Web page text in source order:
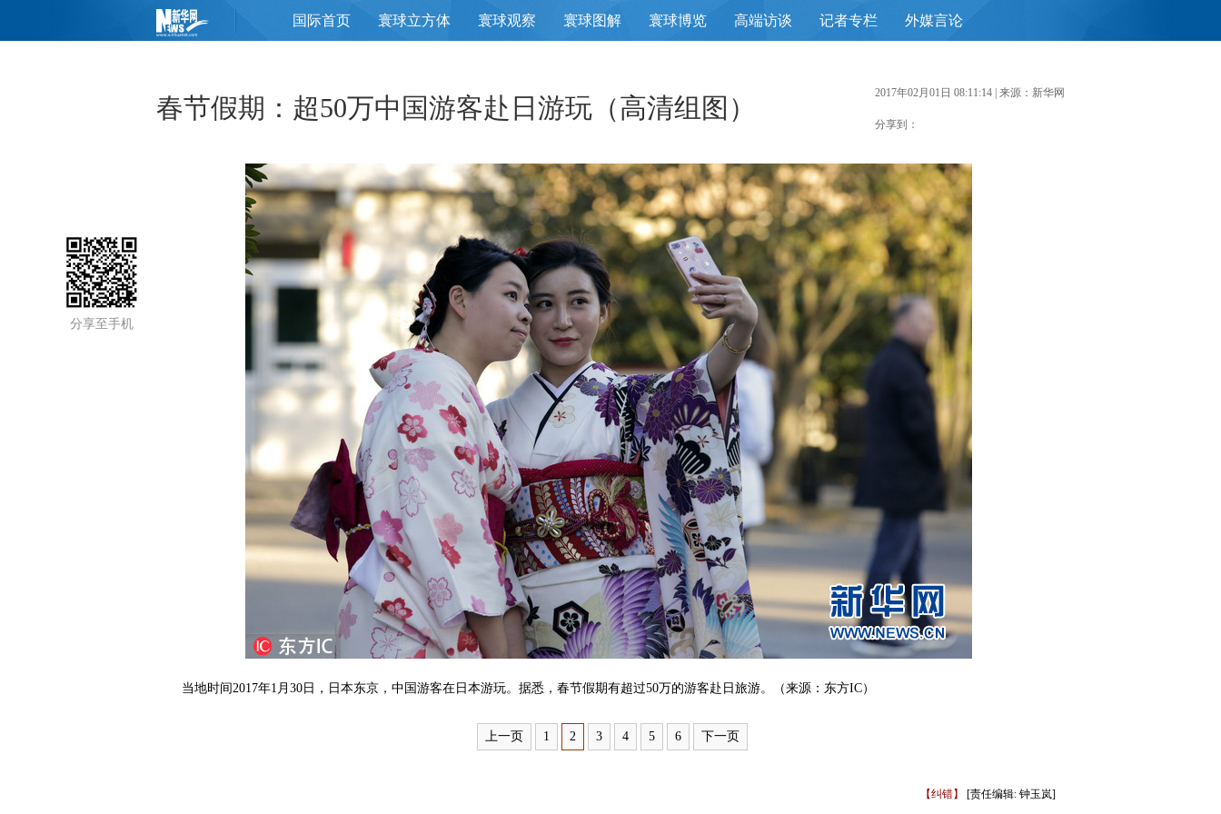
国际首页 寰球立方体 寰球观察 寰球图解 寰球博览 高端访谈 记者专栏 外媒言论
分享至手机
春节假期：超50万中国游客赴日游玩（高清组图） 2017年02月01日 08:11:14 | 来源：新华网
分享到：
当地时间2017年1月30日，日本东京，中国游客在日本游玩。据悉，春节假期有超过50万的游客赴日旅游。（来源：东方IC）
上一页 1 2 3 4 5 6 下一页
【纠错】 [责任编辑: 钟玉岚]